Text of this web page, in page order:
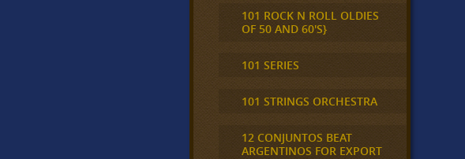
101 ROCK N ROLL OLDIES
OF 50 AND 60'S}
101 SERIES
101 STRINGS ORCHESTRA
12 CONJUNTOS BEAT
ARGENTINOS FOR EXPORT